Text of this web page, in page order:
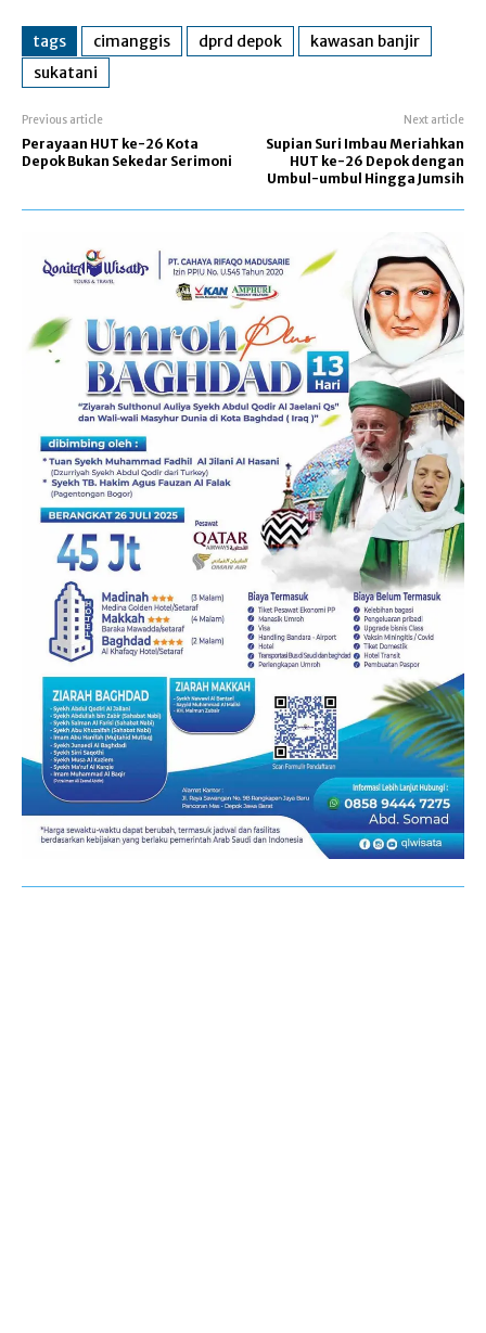
tags cimanggis dprd depok
kawasan banjir
sukatani
Previous article
Perayaan HUT ke-26 Kota
Depok Bukan Sekedar Serimoni
Next article
Supian Suri Imbau Meriahkan
HUT ke-26 Depok dengan
Umbul-umbul Hingga Jumsih